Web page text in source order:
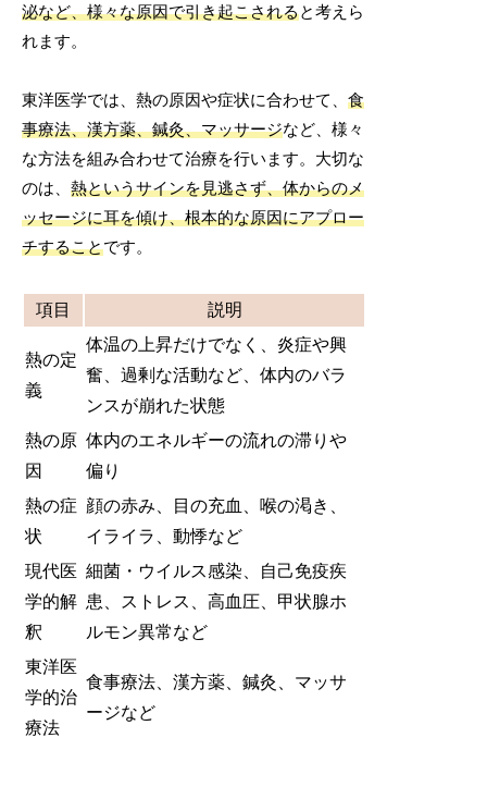
泌など、様々な原因で引き起こされると考えら
れます。
東洋医学では、熱の原因や症状に合わせて、食
事療法、漢方薬、鍼灸、マッサージなど、様々
な方法を組み合わせて治療を行います。大切な
のは、熱というサインを見逃さず、体からのメ
ッセージに耳を傾け、根本的な原因にアプロー
チすることです。
項目 説明
熱の定
義
体温の上昇だけでなく、炎症や興
奮、過剰な活動など、体内のバラ
ンスが崩れた状態
熱の原
因
体内のエネルギーの流れの滞りや
偏り
熱の症
状
顔の赤み、目の充血、喉の渇き、
イライラ、動悸など
現代医
学的解
釈
細菌・ウイルス感染、自己免疫疾
患、ストレス、高血圧、甲状腺ホ
ルモン異常など
東洋医
学的治
療法
食事療法、漢方薬、鍼灸、マッサ
ージなど